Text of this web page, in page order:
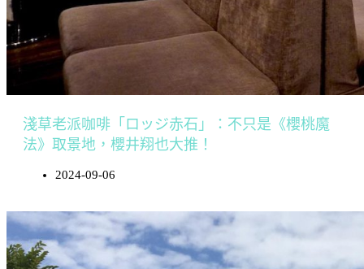
淺草老派咖啡「ロッジ赤石」：不只是《櫻桃魔
法》取景地，櫻井翔也大推！
2024-09-06